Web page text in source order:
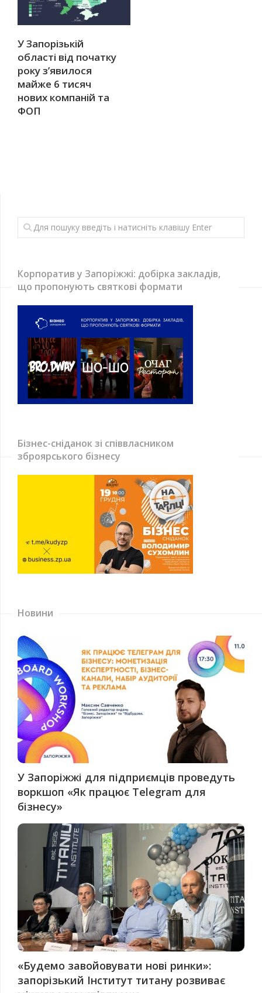
У Запорізькій
області від початку
року з’явилося
майже 6 тисяч
нових компаній та
ФОП
Корпоратив у Запоріжжі: добірка закладів,
що пропонують святкові формати
Бізнес-сніданок зі співвласником
зброярського бізнесу
Новини
У Запоріжжі для підприємців проведуть
воркшоп «Як працює Telegram для
бізнесу»
«Будемо завойовувати нові ринки»:
запорізький Інститут титану розвиває